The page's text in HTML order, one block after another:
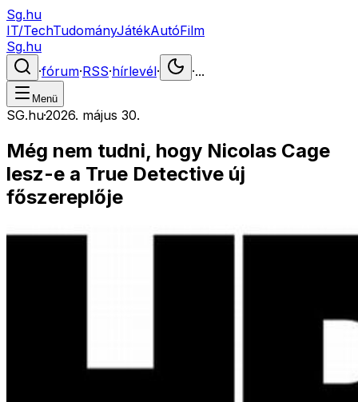
Sg.hu
IT/TechTudományJátékAutóFilm
Sg.hu
·fórum·RSS·hírlevél· ·...
Menü
SG.hu·2026. május 30.
Még nem tudni, hogy Nicolas Cage
lesz-e a True Detective új
főszereplője